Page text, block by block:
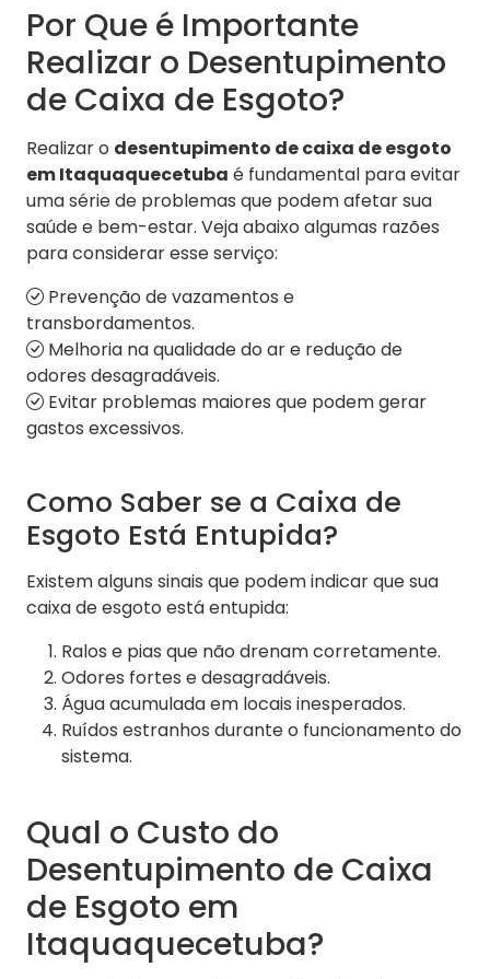
Por Que é Importante
Realizar o Desentupimento
de Caixa de Esgoto?
Realizar o desentupimento de caixa de esgoto
em Itaquaquecetuba é fundamental para evitar
uma série de problemas que podem afetar sua
saúde e bem-estar. Veja abaixo algumas razões
para considerar esse serviço:
Prevenção de vazamentos e
transbordamentos.
Melhoria na qualidade do ar e redução de
odores desagradáveis.
Evitar problemas maiores que podem gerar
gastos excessivos.
Como Saber se a Caixa de
Esgoto Está Entupida?
Existem alguns sinais que podem indicar que sua
caixa de esgoto está entupida:
Ralos e pias que não drenam corretamente.
Odores fortes e desagradáveis.
Água acumulada em locais inesperados.
Ruídos estranhos durante o funcionamento do
sistema.
Qual o Custo do
Desentupimento de Caixa
de Esgoto em
Itaquaquecetuba?